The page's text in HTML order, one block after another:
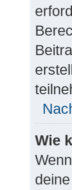
Wie